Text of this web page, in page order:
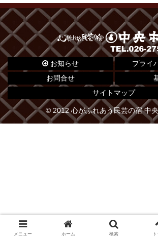
お知らせ
プライ
お問合せ
サイトマップ
© 2012 心がふれあう民芸の宿 中
メニュー ホーム 検索